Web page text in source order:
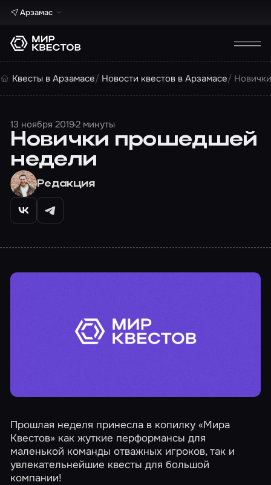
Арзамас
Квесты в Арзамасе Новости квестов в Арзамасе
13 ноября 20192 минуты
Новички прошедшей
недели
Редакция
Прошлая неделя принесла в копилку «Мира
Квестов» как жуткие перформансы для
маленькой команды отважных игроков, так и
увлекательнейшие квесты для большой
компании!